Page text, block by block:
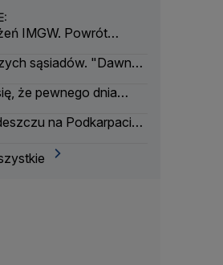
IMGW. Powrót
sąsiadów. "Dawno
że pewnego dnia
na Podkarpaciu.